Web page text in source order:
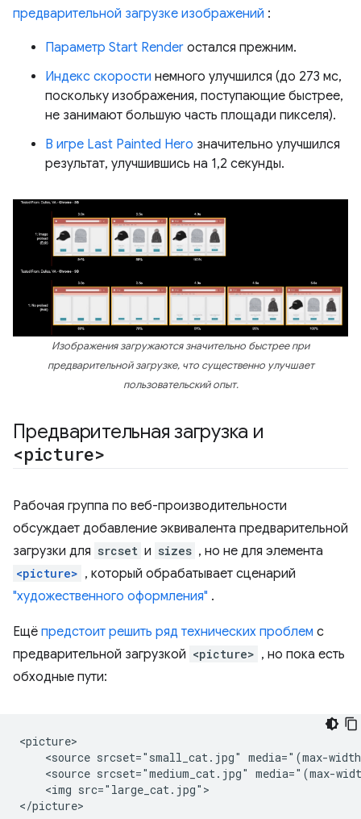
предварительной загрузке изображений :
Параметр Start Render остался прежним.
Индекс скорости немного улучшился (до 273 мс,
поскольку изображения, поступающие быстрее,
не занимают большую часть площади пикселя).
В игре Last Painted Hero значительно улучшился
результат, улучшившись на 1,2 секунды.
Изображения загружаются значительно быстрее при
предварительной загрузке, что существенно улучшает
пользовательский опыт.
Предварительная загрузка и
<picture>
Рабочая группа по веб-производительности
обсуждает добавление эквивалента предварительной
загрузки для srcset и sizes , но не для элемента
<picture> , который обрабатывает сценарий
"художественного оформления" .
Ещё предстоит решить ряд технических проблем с
предварительной загрузкой <picture> , но пока есть
обходные пути:
<picture>
<source srcset="small_cat.jpg" media="(max-
<source srcset="medium_cat.jpg" media="(max-
    <img src="large_cat.jpg">